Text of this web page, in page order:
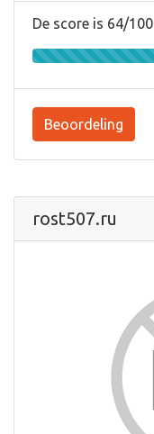
De score is 64/100
Beoordeling
rost507.ru